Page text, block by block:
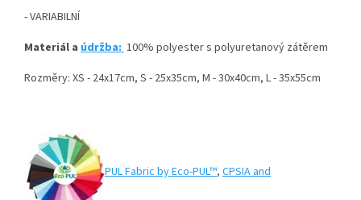
- VARIABILNÍ
Materiál a údržba:100% polyester s polyuretanový zátěrem
Rozměry: XS - 24x17cm, S - 25x35cm, M - 30x40cm, L - 35x55cm
PUL Fabric by Eco-PUL™, CPSIA and